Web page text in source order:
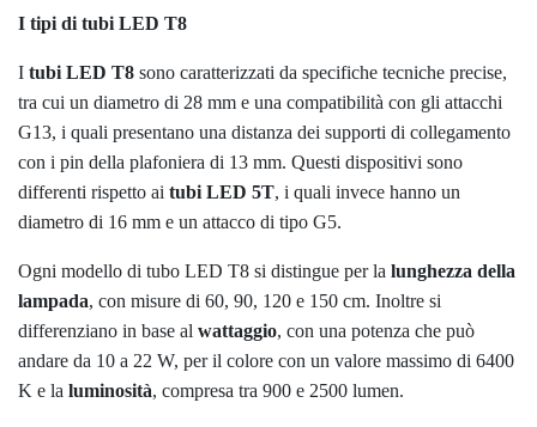
I tipi di tubi LED T8
I tubi LED T8 sono caratterizzati da specifiche tecniche precise,
tra cui un diametro di 28 mm e una compatibilità con gli attacchi
G13, i quali presentano una distanza dei supporti di collegamento
con i pin della plafoniera di 13 mm. Questi dispositivi sono
differenti rispetto ai tubi LED 5T, i quali invece hanno un
diametro di 16 mm e un attacco di tipo G5.
Ogni modello di tubo LED T8 si distingue per la lunghezza della
lampada, con misure di 60, 90, 120 e 150 cm. Inoltre si
differenziano in base al wattaggio, con una potenza che può
andare da 10 a 22 W, per il colore con un valore massimo di 6400
K e la luminosità, compresa tra 900 e 2500 lumen.